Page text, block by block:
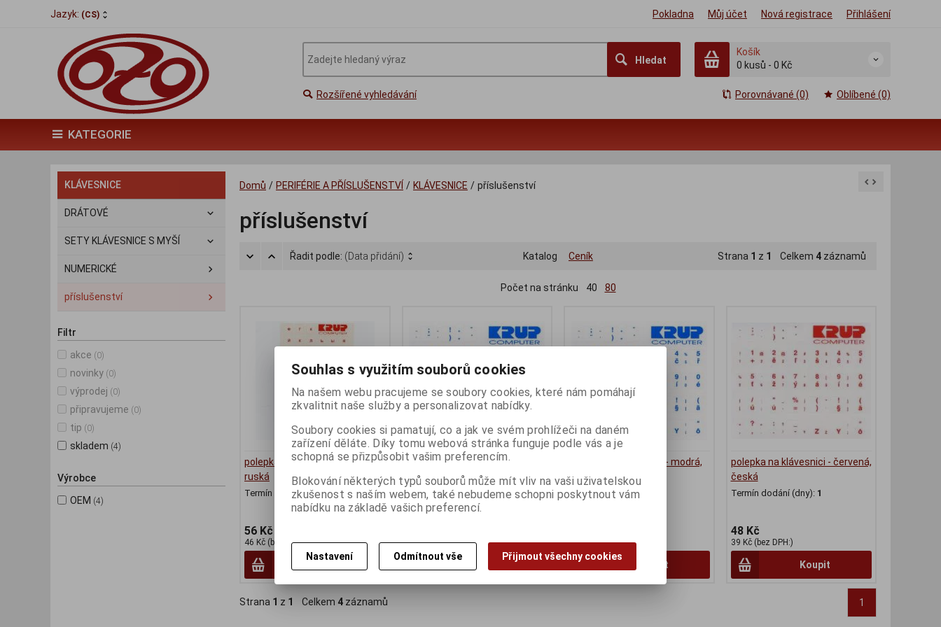
Jazyk: (CS) Pokladna Můj účet Nová registrace Přihlášení
Hledat
Košík
0 kusů - 0 Kč
Rozšířené vyhledávání Porovnávané (0) Oblíbené (0)
KATEGORIE
KLÁVESNICE
DRÁTOVÉ
SETY KLÁVESNICE S MYŠÍ
NUMERICKÉ
příslušenství
Filtr
akce (0)
novinky (0)
výprodej (0)
připravujeme (0)
tip (0)
skladem (4)
Výrobce
OEM (4)
Domů / PERIFÉRIE A PŘÍSLUŠENSTVÍ / KLÁVESNICE / příslušenství
příslušenství
Řadit podle: (Data přidání) Katalog Ceník Strana 1 z 1 Celkem 4 záznamů
Počet na stránku 40 80
polepka na klávesnici - červená,
ruská
Termín dodání (dny):7
56 Kč
46 Kč (bez DPH:)
polepka na klávesnici - bílá,
česká
Termín dodání (dny):1
39 Kč (bez DPH:)
polepka na klávesnici - modrá,
česká
Termín dodání (dny):
39 Kč (bez DPH:)
Koupit
polepka na klávesnici - červená,
česká
Termín dodání (dny): 1
48 Kč
39 Kč (bez DPH:)
Koupit
Strana 1 z 1 Celkem 4 záznamů 1
Souhlas s využitím souborů cookies
Na našem webu pracujeme se soubory cookies, které nám pomáhají
zkvalitnit naše služby a personalizovat nabídky.
Soubory cookies si pamatují, co a jak ve svém prohlížeči na daném
zařízení děláte. Díky tomu webová stránka funguje podle vás a je
schopná se přizpůsobit vašim preferencím.
Blokování některých typů souborů může mít vliv na vaši uživatelskou
zkušenost s naším webem, také nebudeme schopni poskytnout vám
nabídku na základě vašich preferencí.
Nastavení Odmítnout vše Přijmout všechny cookies